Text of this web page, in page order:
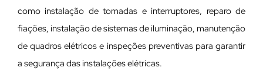
como instalação de tomadas e interruptores, reparo de
fiações, instalação de sistemas de iluminação, manutenção
de quadros elétricos e inspeções preventivas para garantir
a segurança das instalações elétricas.